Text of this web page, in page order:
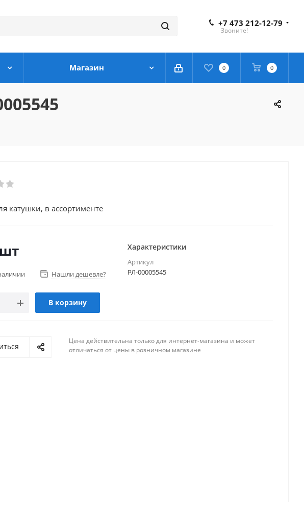
+7 473 212-12-79
Звоните!
0 0
Магазин
катушки, в ассортименте
Нашли дешевле?
В корзину
Характеристики
Артикул
РЛ-00005545
Цена действительна только для интернет-магазина и может
отличаться от цены в розничном магазине